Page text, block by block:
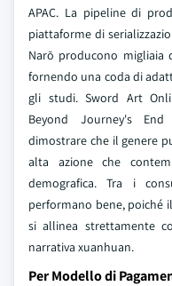
APAC. La pipeline di
piattaforme di
Narō producono migliaia
fornendo una coda di
gli studi. Sword Art
Beyond Journey's
dimostrare che il genere
alta azione che
demografica. Tra i
performano bene, poiché
si allinea strettamente
narrativa xuanhuan.
Per Modello di